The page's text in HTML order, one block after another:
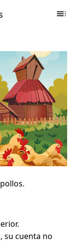
su cuenta no